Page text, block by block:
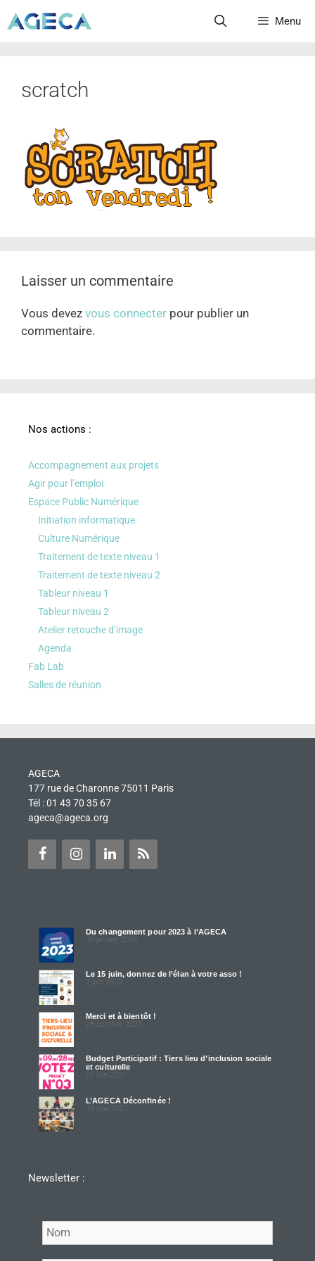
Menu
scratch
Laisser un commentaire
Vous devez vous connecter pour publier un
commentaire.
Nos actions :
Accompagnement aux projets
Agir pour l’emploi
Espace Public Numérique
Initiation informatique
Culture Numérique
Traitement de texte niveau 1
Traitement de texte niveau 2
Tableur niveau 1
Tableur niveau 2
Atelier retouche d’image
Agenda
Fab Lab
Salles de réunion
AGECA
177 rue de Charonne 75011 Paris
Tél : 01 43 70 35 67
ageca@ageca.org
Du changement pour 2023 à l’AGECA
10 janvier 2023
Le 15 juin, donnez de l’élan à votre asso !
7 juin 2022
Merci et à bientôt !
28 octobre 2021
Budget Participatif : Tiers lieu d’inclusion sociale
et culturelle
25 juin 2021
L’AGECA Déconfinée !
13 mai 2021
Newsletter :